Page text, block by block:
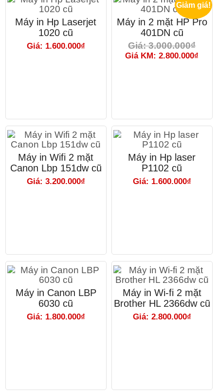
Máy in Hp Laserjet
1020 cũ
Giá: 1.600.000₫
Giảm giá!
Máy in 2 mặt HP Pro
401DN cũ
Giá: 3.000.000₫
Giá KM: 2.800.000₫
Máy in Wifi 2 mặt
Canon Lbp 151dw cũ
Giá: 3.200.000₫
Máy in Hp laser
P1102 cũ
Giá: 1.600.000₫
Máy in Canon LBP
6030 cũ
Giá: 1.800.000₫
Máy in Wi-fi 2 mặt
Brother HL 2366dw cũ
Giá: 2.800.000₫